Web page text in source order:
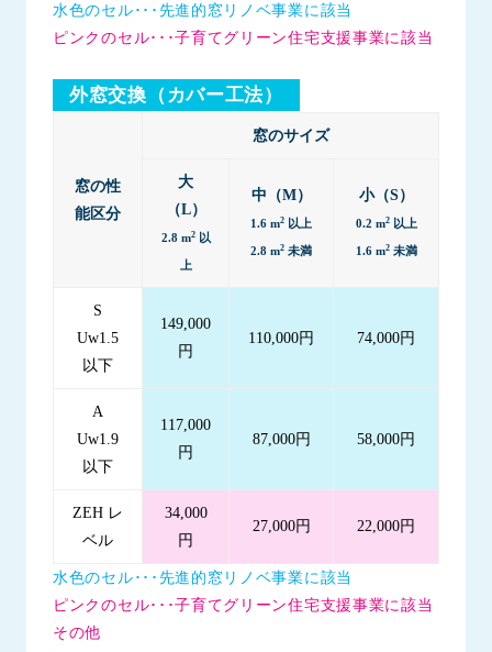
水色のセル･･･先進的窓リノベ事業に該当
ピンクのセル･･･子育てグリーン住宅支援事業に該当
外窓交換（カバー工法）
窓の性
能区分
窓のサイズ
大
（L）
2.8 m2以
上
中（M）
1.6 m2 以上
2.8 m2 未満
小（S）
0.2 m2以上
1.6 m2未満
S
Uw1.5
以下
149,000
円
110,000円 74,000円
A
Uw1.9
以下
117,000
円
87,000円 58,000円
ZEH レ
ベル
34,000
円
27,000円 22,000円
水色のセル･･･先進的窓リノベ事業に該当
ピンクのセル･･･子育てグリーン住宅支援事業に該当
その他